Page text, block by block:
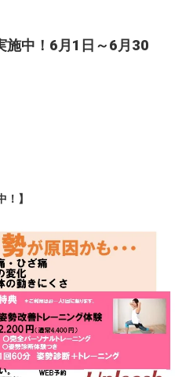
施中！6月1日～6月30
！】